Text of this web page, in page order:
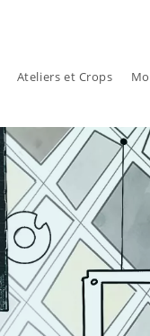
Ateliers et Crops